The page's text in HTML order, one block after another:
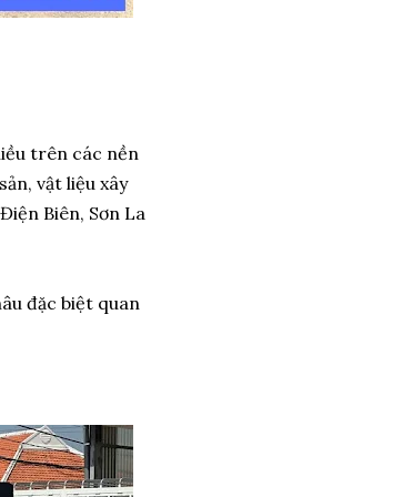
trên các nền
vật liệu xây
Biên, Sơn La
đặc biệt quan